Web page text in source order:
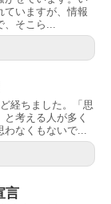
ていますが、情報
、そこら...
経ちました。「思
考える人が多く
わなくもないで...
言